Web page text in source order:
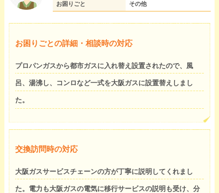
お困りごと その他
お困りごとの詳細・相談時の対応
プロパンガスから都市ガスに入れ替え設置されたので、風
呂、湯沸し、コンロなど一式を大阪ガスに設置替えしまし
た。
交換訪問時の対応
大阪ガスサービスチェーンの方が丁寧に説明してくれまし
た。電力も大阪ガスの電気に移行サービスの説明も受け、分